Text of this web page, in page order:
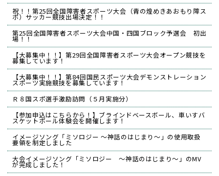
祝！！第25回全国障害者スポーツ大会（青の煌めきあおもり障ス
ポ）サッカー競技出場決定！！
第25回全国障害者スポーツ大会中国・四国ブロック予選会 初出
場！！
【大募集中！！】第29回全国障害者スポーツ大会オープン競技を
募集しています！
【大募集中！！】第84回国民スポーツ大会デモンストレーション
スポーツ実施競技を募集しています！
Ｒ８国スポ選手激励訪問（５月実施分）
【参加申込はこちらから！】ブラインドベースボール、車いすバ
スケットボール体験会を開催します！
イメージソング「ミソロジー ～神話のはじまり～」の使用取扱
要領を制定しました
大会イメージソング「ミソロジー ～神話のはじまり～」のMV
が完成しました！